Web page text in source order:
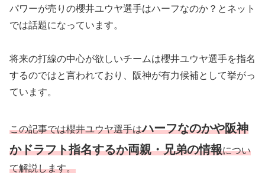
パワーが売りの櫻井ユウヤ選手はハーフなのか？とネット
では話題になっています。
将来の打線の中心が欲しいチームは櫻井ユウヤ選手を指名
するのではと言われており、阪神が有力候補として挙がっ
ています。
この記事では櫻井ユウヤ選手はハーフなのかや阪神
かドラフト指名するか両親・兄弟の情報につい
て解説します。